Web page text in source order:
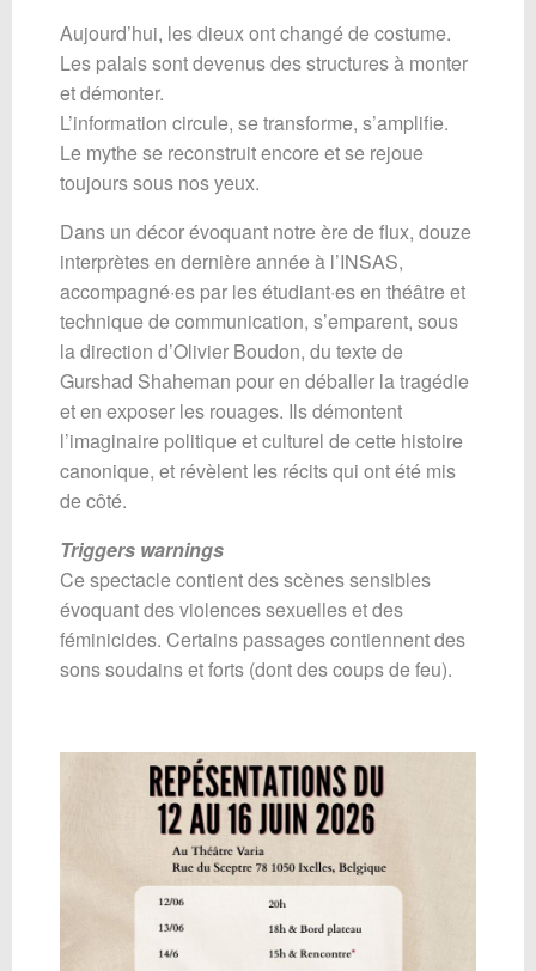
Aujourd’hui, les dieux ont changé de costume.
Les palais sont devenus des structures à monter
et démonter.
L’information circule, se transforme, s’amplifie.
Le mythe se reconstruit encore et se rejoue
toujours sous nos yeux.
Dans un décor évoquant notre ère de flux, douze
interprètes en dernière année à l’INSAS,
accompagné·es par les étudiant·es en théâtre et
technique de communication, s’emparent, sous
la direction d’Olivier Boudon, du texte de
Gurshad Shaheman pour en déballer la tragédie
et en exposer les rouages. Ils démontent
l’imaginaire politique et culturel de cette histoire
canonique, et révèlent les récits qui ont été mis
de côté.
Triggers warnings
Ce spectacle contient des scènes sensibles
évoquant des violences sexuelles et des
féminicides. Certains passages contiennent des
sons soudains et forts (dont des coups de feu).